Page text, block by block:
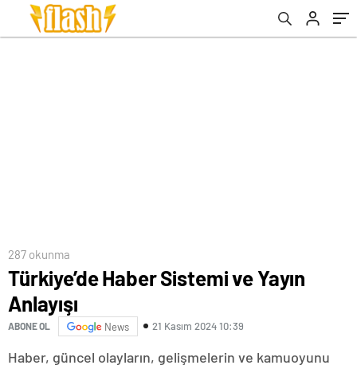
287 okunma
Türkiye’de Haber Sistemi ve Yayın
Anlayışı
ABONE OL News 21 Kasım 2024 10:39
Haber, güncel olayların, gelişmelerin ve kamuoyunu